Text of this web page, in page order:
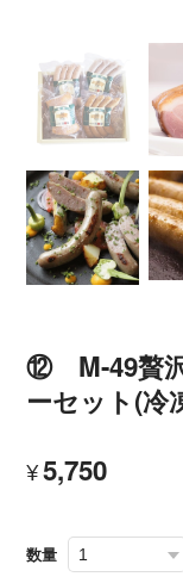
⑫ M-49贅沢
ーセット(冷
¥5,750
数量